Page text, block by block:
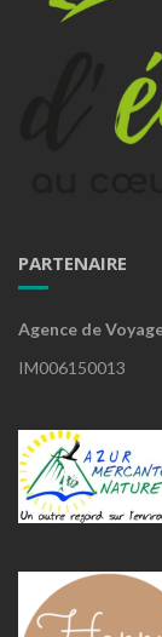
PARTENAIRE
Agence de
IM006150013